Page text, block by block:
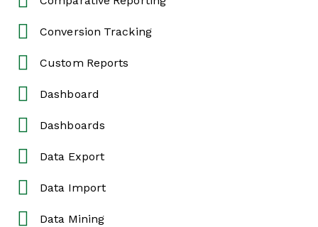
Conversion Tracking
Custom Reports
Dashboard
Dashboards
Data Export
Data Import
Data Mining